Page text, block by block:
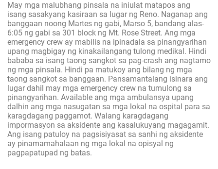
May mga malubhang pinsala na iniulat matapos ang
isang sasakyang kasiraan sa lugar ng Reno. Naganap ang
banggaan noong Martes ng gabi, Marso 5, bandang alas-
6:05 ng gabi sa 301 block ng Mt. Rose Street. Ang mga
emergency crew ay mabilis na ipinadala sa pinangyarihan
upang magbigay ng kinakailangang tulong medikal. Hindi
bababa sa isang taong sangkot sa pag-crash ang nagtamo
ng mga pinsala. Hindi pa matukoy ang bilang ng mga
taong sangkot sa banggaan. Pansamantalang isinara ang
lugar dahil may mga emergency crew na tumulong sa
pinangyarihan. Available ang mga ambulansya upang
dalhin ang mga nasugatan sa mga lokal na ospital para sa
karagdagang paggamot. Walang karagdagang
impormasyon sa aksidente ang kasalukuyang magagamit.
Ang isang patuloy na pagsisiyasat sa sanhi ng aksidente
ay pinamamahalaan ng mga lokal na opisyal ng
pagpapatupad ng batas.